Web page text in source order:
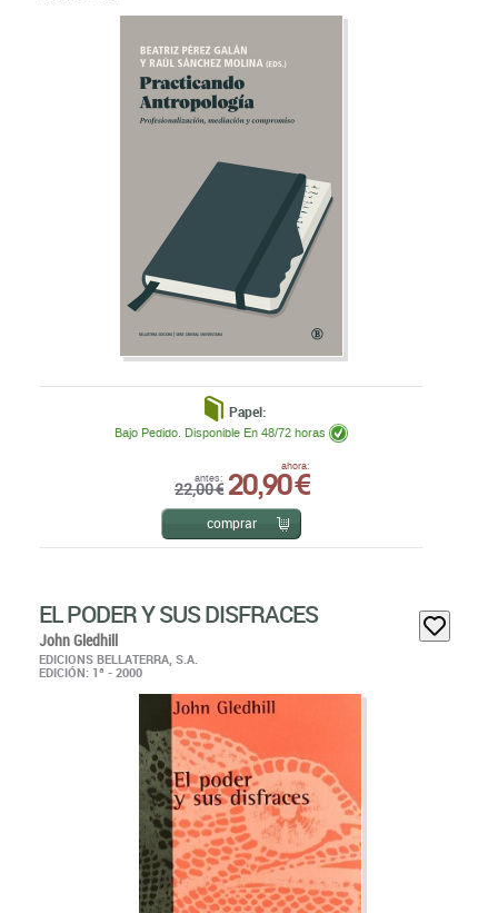
Papel:
antes:
22,00 €
ahora:
20,90 €
Bajo Pedido. Disponible En 48/72 horas
comprar
EL PODER Y SUS DISFRACES
John Gledhill
EDICIONS BELLATERRA, S.A.
EDICIÓN: 1ª - 2000